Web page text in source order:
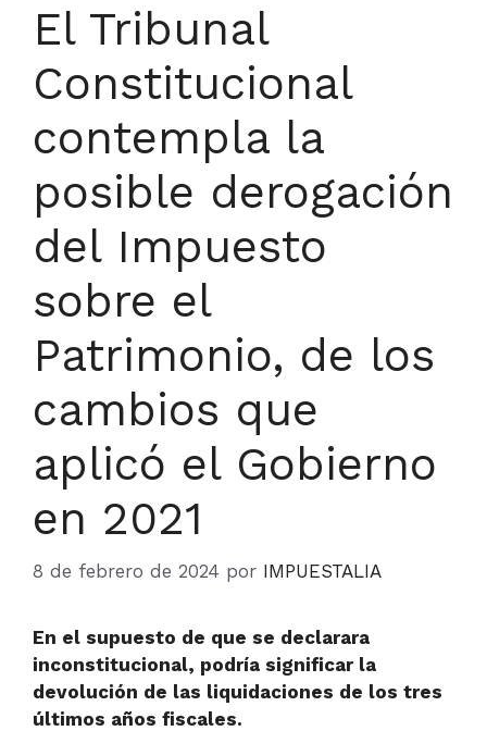
El Tribunal
Constitucional
contempla la
posible derogación
del Impuesto
sobre el
Patrimonio, de los
cambios que
aplicó el Gobierno
en 2021
8 de febrero de 2024 por IMPUESTALIA
En el supuesto de que se declarara
inconstitucional, podría significar la
devolución de las liquidaciones de los tres
últimos años fiscales.